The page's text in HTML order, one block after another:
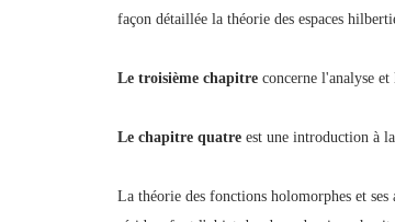
façon détaillée la théorie des espaces
Le troisième chapitre concerne l'analyse
Le chapitre quatre est une introduction à
La théorie des fonctions holomorphes et